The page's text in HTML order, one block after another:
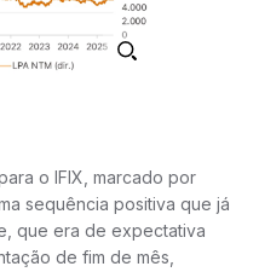
o IFIX, marcado por
sequência positiva que já
que era de expectativa
de fim de mês,